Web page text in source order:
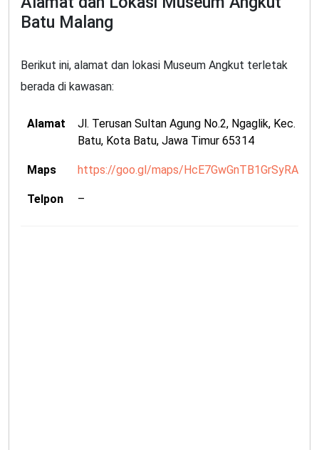
Batu Malang
Berikut ini, alamat dan lokasi Museum Angkut terletak
berada di kawasan:
Alamat
Jl. Terusan Sultan Agung No.2, Ngaglik, Kec.
Batu, Kota Batu, Jawa Timur 65314
Maps https://goo.gl/maps/HcE7GwGnTB1GrSyRA
Telpon –